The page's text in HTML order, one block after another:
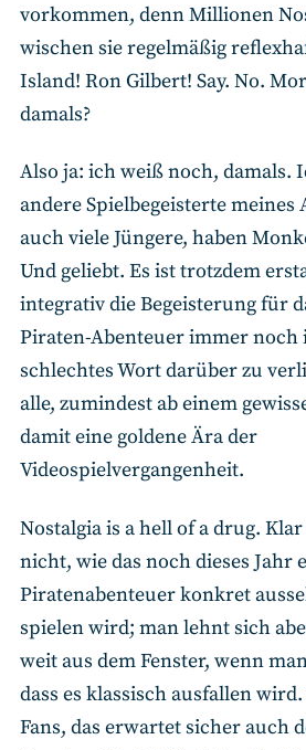
vorkommen, denn Millionen
wischen sie regelmäßig
Island! Ron Gilbert! Say. No.
damals?
Also ja: ich weiß noch, damals.
andere Spielbegeisterte
auch viele Jüngere, haben
Und geliebt. Es ist trotzdem
integrativ die Begeisterung für
Piraten-Abenteuer immer noch
schlechtes Wort darüber zu
alle, zumindest ab einem
damit eine goldene Ära der
Videospielvergangenheit.
Nostalgia is a hell of a drug.
nicht, wie das noch dieses Jahr
Piratenabenteuer konkret
spielen wird; man lehnt sich
weit aus dem Fenster, wenn
dass es klassisch ausfallen
Fans, das erwartet sicher auch